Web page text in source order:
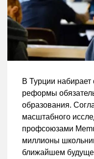
В Турции
реформы
образования.
масштабного
профсоюзами
миллионы
ближайшем